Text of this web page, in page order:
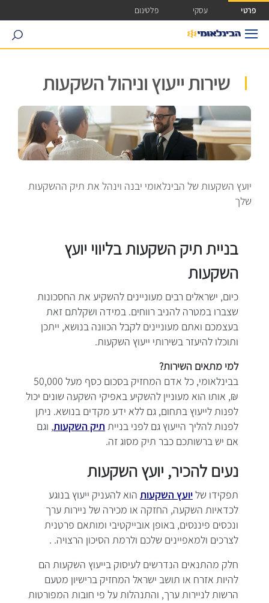
גישה ישירה לכפתור כניסה לחשבונך
פרטי עסקי פלטינום
search
שירות ייעוץ וניהול השקעות
יועץ השקעות של הבינלאומי יבנה וינהל את תיק ההשקעות
שלך
בניית תיק השקעות בליווי יועץ
השקעות
כיום, ישראלים רבים מעוניינים להשקיע את החסכונות
שצברו במטרה להניב רווחים. במידה ושקלתם זאת
בעצמכם ואתם מעוניינים לקבל הכוונה בנושא, ייתכן
ותוכלו להיעזר בשירותי ייעוץ השקעות.
למי מתאים השירות?
בבינלאומי, כל אדם המחזיק בסכום כסף מעל 50,000
₪, אותו הוא מעוניין להשקיע באפיקי השקעה שונים יכול
לפנות לייעוץ בתחום, גם ללא ידע מקדים בנושא. ניתן
לפנות להליך הייעוץ גם לפני בניית תיק השקעות, וגם
אם יש ברשותכם כבר תיק מסוג זה.
נעים להכיר, יועץ השקעות
תפקידו שליועץ השקעות הוא להעניק ייעוץ בנוגע
לכדאיות השקעה, החזקה או מכירה של ניירות ערך
ונכסים פיננסים, באופן אובייקטיבי ומותאם פרטנית
לצרכים ולמאפיינים שלכם ולרמת הסיכון הרצויה. .
חלק מהתנאים הנדרשים לעיסוק בייעוץ השקעות הם
להיות אזרח או תושב ישראל המחזיק ברישיון מטעם
הרשות לניירות ערך, והתנהלות על פי חובות המפורטות